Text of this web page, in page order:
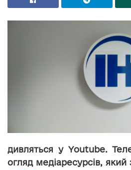
дивляться у Youtube.
огляд медіаресурсів, який